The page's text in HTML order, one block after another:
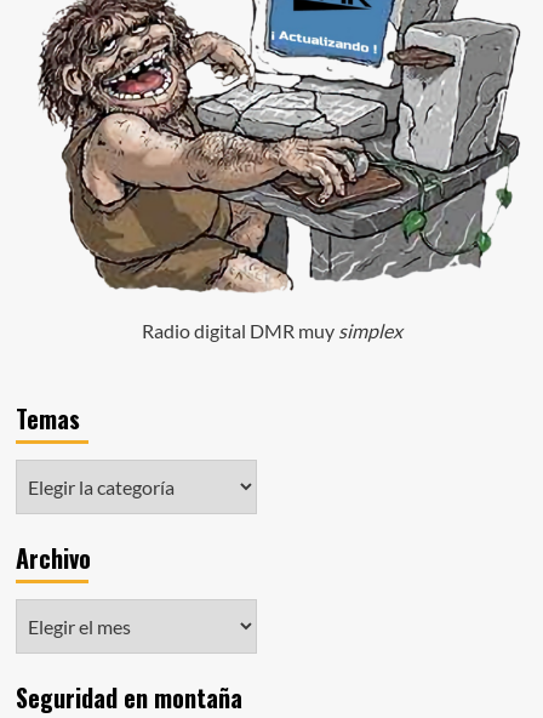
Radio digital DMR muy simplex
Temas
Archivo
Seguridad en montaña